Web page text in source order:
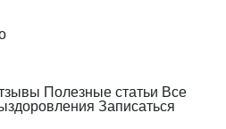
Полезные статьи Все
Записаться